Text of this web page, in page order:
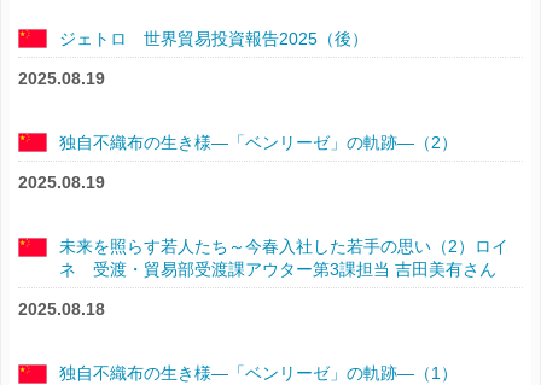
ジェトロ 世界貿易投資報告2025（後）
2025.08.19
独自不織布の生き様―「ベンリーゼ」の軌跡―（2）
2025.08.19
未来を照らす若人たち～今春入社した若手の思い（2）ロイ
ネ 受渡・貿易部受渡課アウター第3課担当 吉田美有さん
2025.08.18
独自不織布の生き様―「ベンリーゼ」の軌跡―（1）